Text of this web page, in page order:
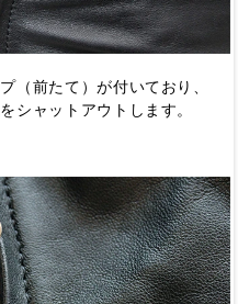
（前たて）が付いており、
シャットアウトします。